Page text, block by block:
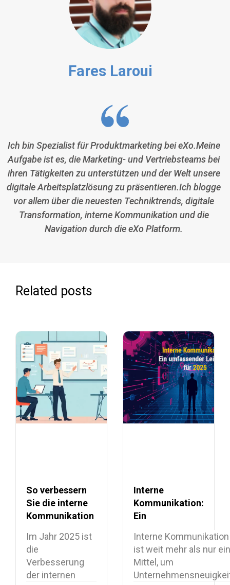
Fares Laroui
Ich bin Spezialist für Produktmarketing bei eXo.Meine
Aufgabe ist es, die Marketing- und Vertriebsteams bei
ihren Tätigkeiten zu unterstützen und der Welt unsere
digitale Arbeitsplatzlösung zu präsentieren.Ich blogge
vor allem über die neuesten Techniktrends, digitale
Transformation, interne Kommunikation und die
Navigation durch die eXo Platform.
Related posts
So verbessern
Sie die interne
Kommunikation
Im Jahr 2025 ist
die
Verbesserung
der internen
Interne
Kommunikation:
Ein
Leitfaden für
2025
Interne
ist weit mehr als nur ein
Mittel, um